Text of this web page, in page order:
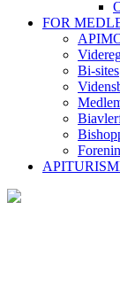
FOR
Bi-sites